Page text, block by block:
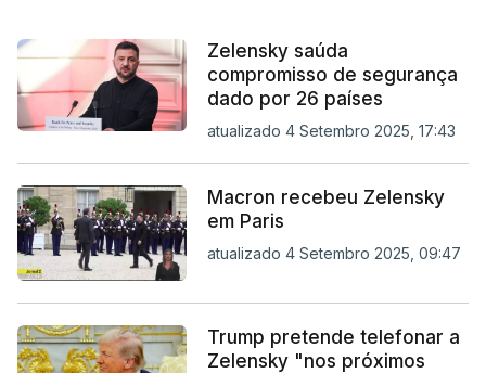
Zelensky saúda
compromisso de segurança
dado por 26 países
atualizado 4 Setembro 2025, 17:43
Macron recebeu Zelensky
em Paris
atualizado 4 Setembro 2025, 09:47
Trump pretende telefonar a
Zelensky "nos próximos